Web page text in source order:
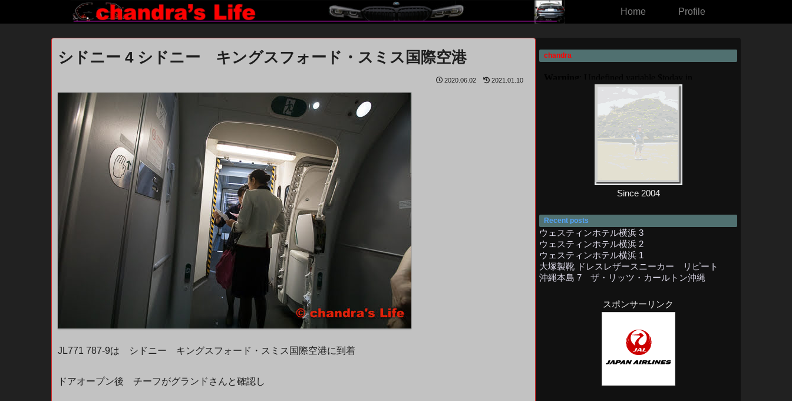
Home Profile
シドニー 4 シドニー キングスフォード・スミス国際空港
2020.06.02 2021.01.10
JL771 787-9は シドニー キングスフォード・スミス国際空港に到着
ドアオープン後 チーフがグランドさんと確認し
chandra
Since 2004
Recent posts
ウェスティンホテル横浜 3
ウェスティンホテル横浜 2
ウェスティンホテル横浜 1
大塚製靴 ドレスレザースニーカー リピート
沖縄本島 7 ザ・リッツ・カールトン沖縄
スポンサーリンク